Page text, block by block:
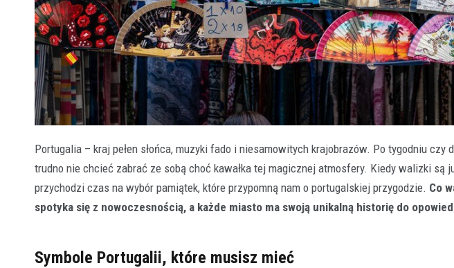
Portugalia – kraj pełen słońca, muzyki fado i niesamowitych krajobrazów. Po tygodniu czy
trudno nie chcieć zabrać ze sobą choć kawałka tej magicznej atmosfery. Kiedy walizki są
przychodzi czas na wybór pamiątek, które przypomną nam o portugalskiej przygodzie. Co
spotyka się z nowoczesnością, a każde miasto ma swoją unikalną historię do
Symbole Portugalii, które musisz mieć